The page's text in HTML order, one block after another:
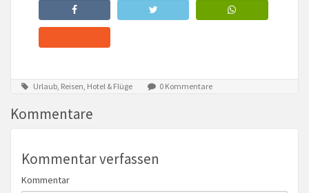
Urlaub, Reisen, Hotel & Flüge 0 Kommentare
Kommentare
Kommentar verfassen
Kommentar